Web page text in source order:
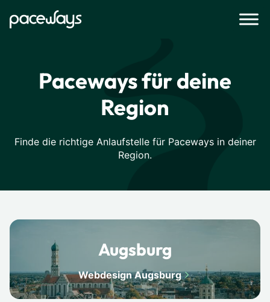
Paceways für deine
Region
Finde die richtige Anlaufstelle für Paceways in deiner
Region.
Augsburg
Webdesign Augsburg